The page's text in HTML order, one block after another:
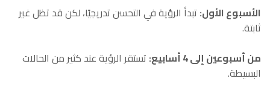
الأسبوع الأول: تبدأ الرؤية في التحسن تدريجيًا، لكن قد تظل غير
ثابتة.
من أسبوعين إلى 4 أسابيع:
تستقر الرؤية عند كثير من الحالات
البسيطة.